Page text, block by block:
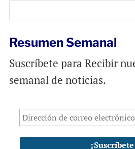
Resumen Semanal
Suscríbete para Recibir
semanal de noticias.